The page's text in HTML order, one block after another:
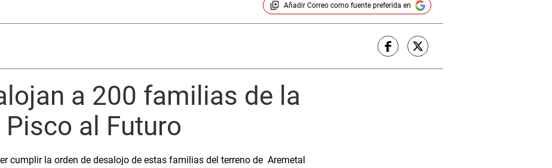
Añadir Correocomo fuente preferida en
a 200 familias de la
al Futuro
cumplir la orden de desalojo de estas familias del terreno de Aremetal